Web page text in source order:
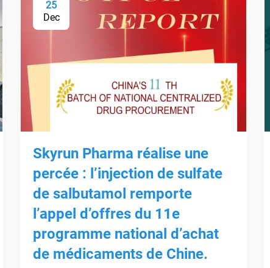
25
Dec
Skyrun Pharma réalise une
percée : l’injection de sulfate
de salbutamol remporte
l’appel d’offres du 11e
programme national d’achat
de médicaments de Chine.